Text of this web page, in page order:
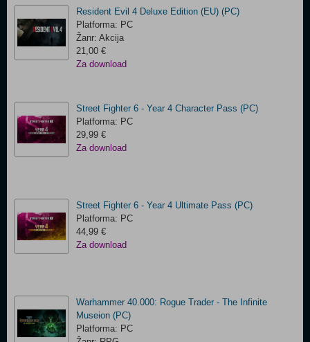
Resident Evil 4 Deluxe Edition (EU) (PC)
Platforma: PC
Žanr: Akcija
21,00 €
Za download
Street Fighter 6 - Year 4 Character Pass (PC)
Platforma: PC
29,99 €
Za download
Street Fighter 6 - Year 4 Ultimate Pass (PC)
Platforma: PC
44,99 €
Za download
Warhammer 40.000: Rogue Trader - The Infinite
Museion (PC)
Platforma: PC